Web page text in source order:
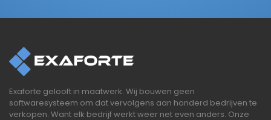
Exaforte gelooft in maatwerk. Wij bouwen geen
softwaresysteem om dat vervolgens aan honderd bedrijven te
verkopen. Want elk bedrijf werkt weer net even anders. Onze